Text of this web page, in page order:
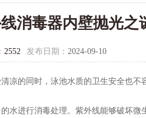
消毒器内壁抛光之
2552 发布日期： 2024-09-10
的同时，泳池水质的卫生安全也不
进行消毒处理。紫外线能够破坏微